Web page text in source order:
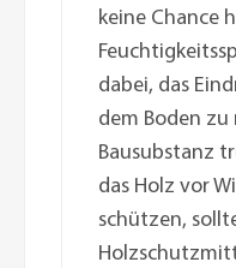
keine Chance
dabei, das
dem Boden
Bausubstanz
das Holz vor
schützen,